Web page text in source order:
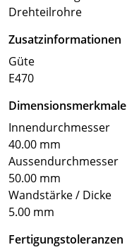
Drehteilrohre
Zusatzinformationen
Güte
E470
Dimensionsmerkmale
Innendurchmesser
40.00 mm
Aussendurchmesser
50.00 mm
Wandstärke / Dicke
5.00 mm
Fertigungstoleranzen